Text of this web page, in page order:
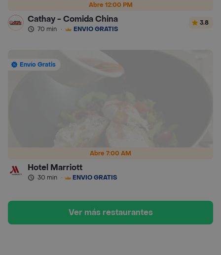
Abre 12:00 PM
Cathay - Comida China
70 min · ENVÍO GRATIS
3.8
Abre 7:00 AM
Envío Gratis
Hotel Marriott
30 min · ENVÍO GRATIS
Ver más restaurantes